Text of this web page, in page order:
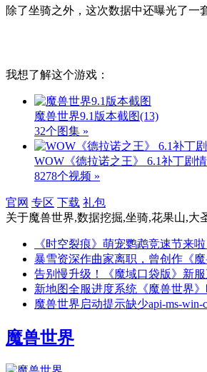
除了坐骑之外，这次数据中还曝光了一
我想了解这个游戏：
魔兽世界9.1版本截图(13)
32个图集 »
WOW《德拉诺之王》 6.1补丁剧
8278个视频 »
官网 专区 下载 礼包
关于魔兽世界,数据挖掘,坐骑,花果山,大
《时空裂痕》萌宠鹦鹉竞速节来啦
暴雪资深作曲家离职，曾创作《
告别慢升级！《魔域口袋版》新
新地图全服进度系统《魔兽世界
魔兽世界启动提示缺少api-ms-win-
魔兽世界